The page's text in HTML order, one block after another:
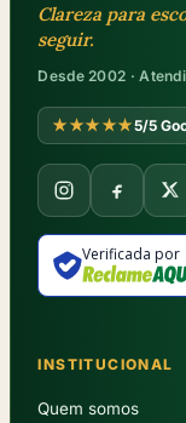
Clareza para
seguir.
Desde 2002 ·
★★★★★5/5
Verificada por
INSTITUCIONAL
Quem somos